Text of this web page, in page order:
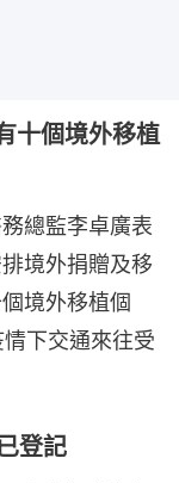
十個境外移植
總監李卓廣表
境外捐贈及移
境外移植個
下交通來往受
登記